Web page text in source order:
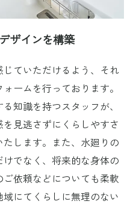
ザインを構築
ていただけるよう、それ
ームを行っております。
知識を持つスタッフが、
見逃さずにくらしやすさ
します。また、水廻りの
でなく、将来的な身体の
依頼などについても柔軟
にてくらしに無理のない